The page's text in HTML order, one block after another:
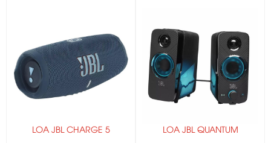
LOA JBL CHARGE 5 LOA JBL QUANTUM